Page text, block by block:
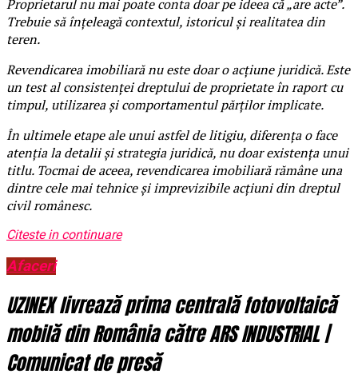
Proprietarul nu mai poate conta doar pe ideea că „are acte”.
Trebuie să înțeleagă contextul, istoricul și realitatea din
teren.
Revendicarea imobiliară nu este doar o acțiune juridică. Este
un test al consistenței dreptului de proprietate în raport cu
timpul, utilizarea și comportamentul părților implicate.
În ultimele etape ale unui astfel de litigiu, diferența o face
atenția la detalii și strategia juridică, nu doar existența unui
titlu. Tocmai de aceea, revendicarea imobiliară rămâne una
dintre cele mai tehnice și imprevizibile acțiuni din dreptul
civil românesc.
Citeste in continuare
Afaceri
UZINEX livrează prima centrală fotovoltaică
mobilă din România către ARS INDUSTRIAL |
Comunicat de presă